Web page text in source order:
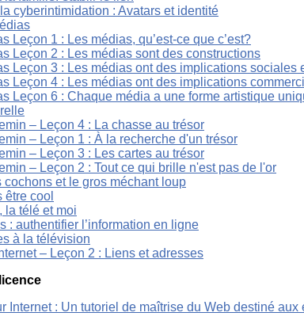
cyberintimidation : Avatars et identité
Leçon 1 : Les médias, qu’est-ce que c’est?
Leçon 2 : Les médias sont des constructions
Leçon 3 : Les médias ont des implications sociales
Leçon 4 : Les médias ont des implications
Leçon 6 : Chaque média a une forme artistique
– Leçon 4 : La chasse au trésor
– Leçon 1 : À la recherche d'un trésor
– Leçon 3 : Les cartes au trésor
– Leçon 2 : Tout ce qui brille n'est pas de l'or
cochons et le gros méchant loup
être cool
la télé et moi
: authentifier l’information en ligne
à la télévision
– Leçon 2 : Liens et adresses
Internet : Un tutoriel de maîtrise du Web destiné aux